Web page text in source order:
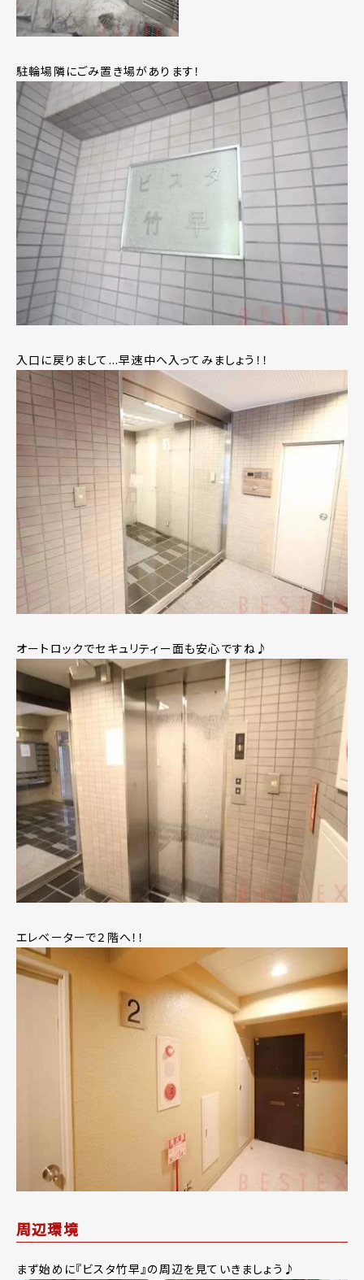
駐輪場隣にごみ置き場があります！
入口に戻りまして...早速中へ入ってみましょう！！
オートロックでセキュリティー面も安心ですね♪
エレベーターで２階へ！！
周辺環境
まず始めに『ビスタ竹早』の周辺を見ていきましょう♪